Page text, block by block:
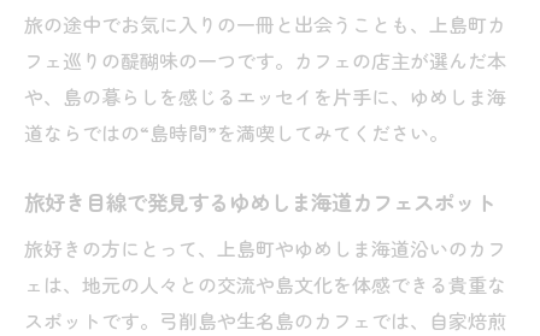
旅の途中でお気に入りの一冊と出会うことも、上島町カ
フェ巡りの醍醐味の一つです。カフェの店主が選んだ本
や、島の暮らしを感じるエッセイを片手に、ゆめしま海
道ならではの“島時間”を満喫してみてください。
旅好き目線で発見するゆめしま海道カフェスポット
旅好きの方にとって、上島町やゆめしま海道沿いのカフ
ェは、地元の人々との交流や島文化を体感できる貴重な
スポットです。弓削島や生名島のカフェでは、自家焙煎